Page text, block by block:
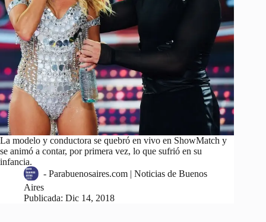
La modelo y conductora se quebró en vivo en ShowMatch y
se animó a contar, por primera vez, lo que sufrió en su
infancia.
- Parabuenosaires.com | Noticias de Buenos
Aires
Publicada: Dic 14, 2018